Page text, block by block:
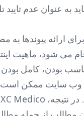
به عنوان عدم تایید
ارائه پیوندها به
می شود، ماهیت
بودن، کامل
وب سایت ممکن است